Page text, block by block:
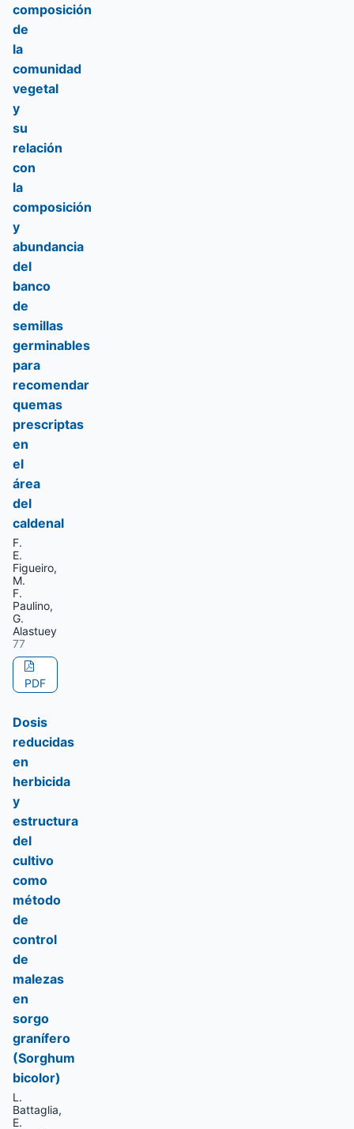
composición
de
la
comunidad
vegetal
y
su
relación
con
la
composición
y
abundancia
del
banco
de
semillas
germinables
para
recomendar
quemas
prescriptas
en
el
área
del
caldenal
F.
E.
Figueiro,
M.
F.
Paulino,
G.
Alastuey
77
PDF
Dosis
reducidas
en
herbicida
y
estructura
del
cultivo
como
método
de
control
de
malezas
en
sorgo
granífero
(Sorghum
bicolor)
L.
Battaglia,
E.